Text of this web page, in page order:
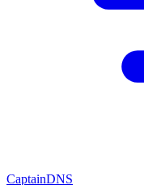
CaptainDNS